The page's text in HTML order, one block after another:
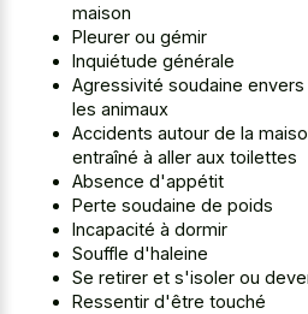
maison
Pleurer ou gémir
Inquiétude générale
Agressivité soudaine
les animaux
Accidents autour de la
entraîné à aller aux toilettes
Absence d'appétit
Perte soudaine de poids
Incapacité à dormir
Souffle d'haleine
Se retirer et s'isoler ou
Ressentir d'être touché